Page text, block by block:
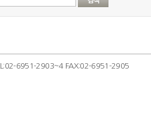
6951-2903~4 FAX:02-6951-2905